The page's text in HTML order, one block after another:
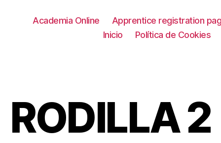
Academia Online
Apprentice registration
Inicio
Política de Cookies
RODILLA 2